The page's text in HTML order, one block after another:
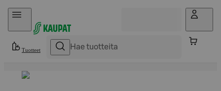
Hyppää sisältöön
Tuotteet